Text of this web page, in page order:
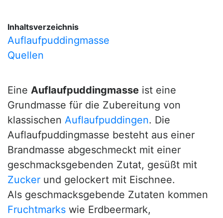
Inhaltsverzeichnis
Auflaufpuddingmasse
Quellen
Eine Auflaufpuddingmasse ist eine
Grundmasse für die Zubereitung von
klassischen Auflaufpuddingen. Die
Auflaufpuddingmasse besteht aus einer
Brandmasse abgeschmeckt mit einer
geschmacksgebenden Zutat, gesüßt mit
Zucker und gelockert mit Eischnee.
Als geschmacksgebende Zutaten kommen
Fruchtmarks wie Erdbeermark,